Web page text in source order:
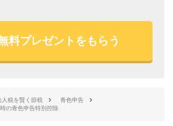
料プレゼントをもらう
人税を賢く節税
青色申告
の青色申告特別控除